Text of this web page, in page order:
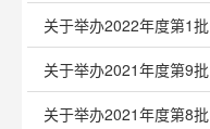
关于举办2022年度第1批
关于举办2021年度第9批
关于举办2021年度第8批